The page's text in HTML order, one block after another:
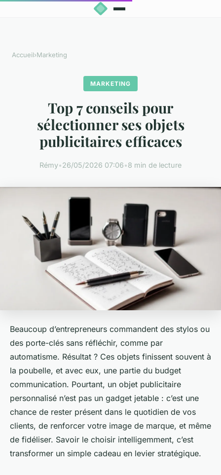
Accueil›Marketing
MARKETING
Top 7 conseils pour
sélectionner ses objets
publicitaires efficaces
Rémy•26/05/2026 07:06•8 min de lecture
Beaucoup d’entrepreneurs commandent des stylos ou
des porte-clés sans réfléchir, comme par
automatisme. Résultat ? Ces objets finissent souvent à
la poubelle, et avec eux, une partie du budget
communication. Pourtant, un objet publicitaire
personnalisé n’est pas un gadget jetable : c’est une
chance de rester présent dans le quotidien de vos
clients, de renforcer votre image de marque, et même
de fidéliser. Savoir le choisir intelligemment, c’est
transformer un simple cadeau en levier stratégique.